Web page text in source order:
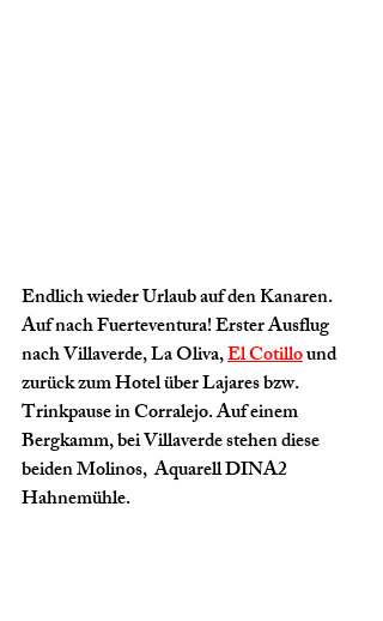
Endlich wieder Urlaub auf den Kanaren.
Auf nach Fuerteventura! Erster Ausflug
nach Villaverde, La Oliva, El Cotillo und
zurück zum Hotel über Lajares bzw.
Trinkpause in Corralejo. Auf einem
Bergkamm, bei Villaverde stehen diese
beiden Molinos,  Aquarell DINA2
Hahnemühle.